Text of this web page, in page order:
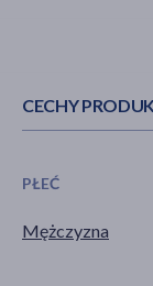
CECHY
PŁEĆ
Mężczyzna